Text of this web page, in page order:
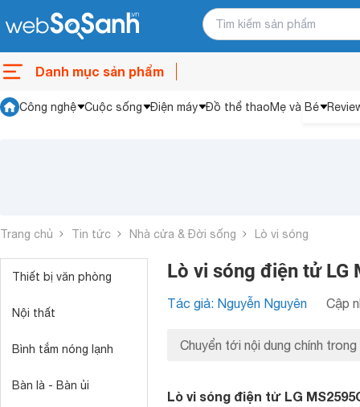
Danh mục sản phẩm
Công nghệ Cuộc sống Điện máy Đồ thể thaoMẹ và Bé
Trang chủ Tin tức Nhà cửa & Đời sống Lò vi sóng
Thiết bị văn phòng
Nội thất
Bình tắm nóng lạnh
Bàn là - Bàn ủi
Lò vi sóng điện tử LG
Tác giả: Nguyễn Nguyên Cập
Chuyển tới nội dung chính trong
Lò vi sóng điện tử LG